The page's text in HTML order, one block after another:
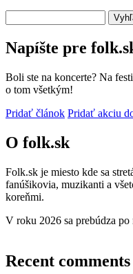
Napíšte pre
Boli ste na koncerte? Na
o tom všetkým!
Pridať článok Pridať akciu
O folk.sk
Folk.sk je miesto kde sa
fanúšikovia, muzikanti a
koreňmi.
V roku 2026 sa prebúdza
Recent comments